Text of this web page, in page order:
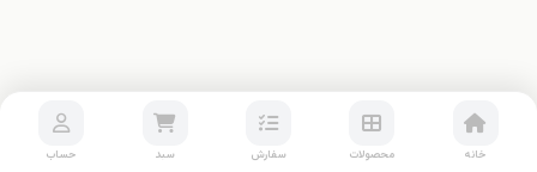
خانه محصولات سفارش سبد حساب